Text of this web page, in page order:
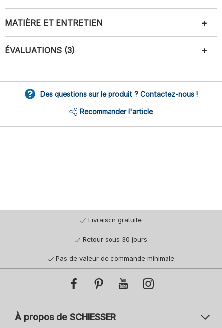
MATIÈRE ET ENTRETIEN
ÉVALUATIONS (3)
Des questions sur le produit ? Contactez-nous !
Recommander l'article
Livraison gratuite
Retour sous 30 jours
Pas de valeur de commande minimale
À propos de SCHIESSER